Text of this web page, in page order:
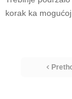
korak ka